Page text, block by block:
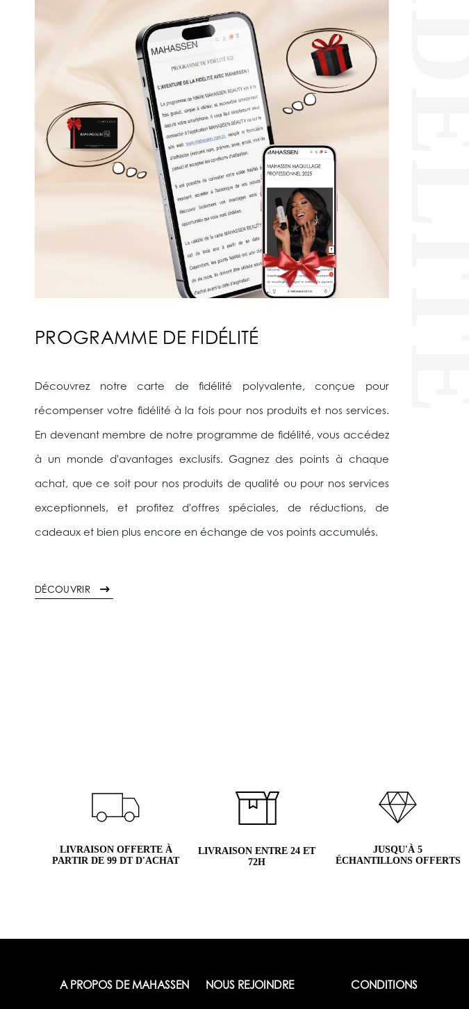
PROGRAMME DE FIDÉLITÉ
Découvrez notre carte de fidélité polyvalente, conçue pour
récompenser votre fidélité à la fois pour nos produits et nos services.
En devenant membre de notre programme de fidélité, vous accédez
à un monde d'avantages exclusifs. Gagnez des points à chaque
achat, que ce soit pour nos produits de qualité ou pour nos services
exceptionnels, et profitez d'offres spéciales, de réductions, de
cadeaux et bien plus encore en échange de vos points accumulés.
DÉCOUVRIR
LIVRAISON OFFERTE À
PARTIR DE 99 DT D'ACHAT
LIVRAISON ENTRE 24 ET
72H
JUSQU'À 5
ÉCHANTILLONS OFFERTS
A PROPOS DE MAHASSEN NOUS REJOINDRE CONDITIONS